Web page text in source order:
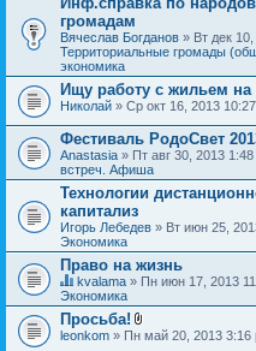
громадам
Вячеслав Богданов » Вт дек
Территориальные громады
экономика
Ищу работу с жильем
Николай » Ср окт 16, 2013
Фестиваль РодоСвет
Anastasia » Пт авг 30, 2013
встреч. Афиша
Технологии
капитализ
Игорь Лебедев » Вт июн 25,
Экономика
Право на жизнь
Д
а
н
н
kvalama » Пн июн 17, 2013
Экономика
Просьба!
В
leonkom » Пн май 20, 2013